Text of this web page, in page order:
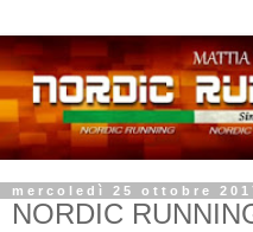
mercoledì 25 ottobre
NORDIC